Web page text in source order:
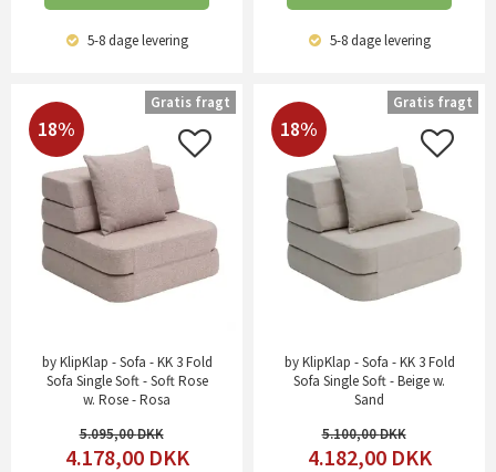
5-8 dagelevering 5-8 dagelevering
18%
by KlipKlap - Sofa - KK 3 Fold
Sofa Single Soft - Soft Rose
w. Rose - Rosa
5.095,00
4.178,00 DKK
Gratis fragt
18%
by KlipKlap - Sofa - KK 3 Fold
Sofa Single Soft - Beige w.
Sand
5.100,00
4.182,00 DKK
Gratis fragt